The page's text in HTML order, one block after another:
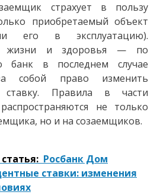
страхует в пользу
приобретаемый объект
его в эксплуатацию).
жизни и здоровья — по
банк в последнем случае
собой право изменить
ставку. Правила в части
не только
но и на созаемщиков.
Росбанк Дом
ставки: изменения